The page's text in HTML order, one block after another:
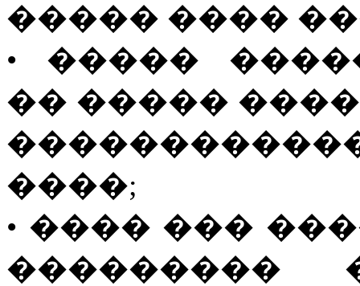
����� ����
• �����
�� ����� ����
����;
• ���� ���
���������